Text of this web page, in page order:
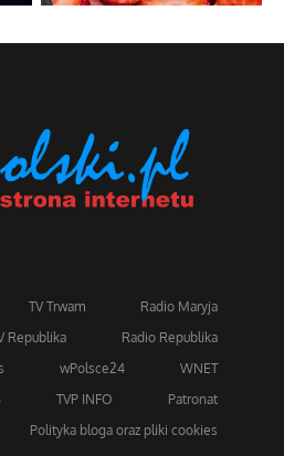
TV Trwam
Radio Maryja
Republika
Radio Republika
wPolsce24
WNET
TVP INFO
Patronat
Polityka bloga oraz pliki cookies